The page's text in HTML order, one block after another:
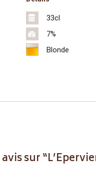
33cl
7%
Blonde
sur